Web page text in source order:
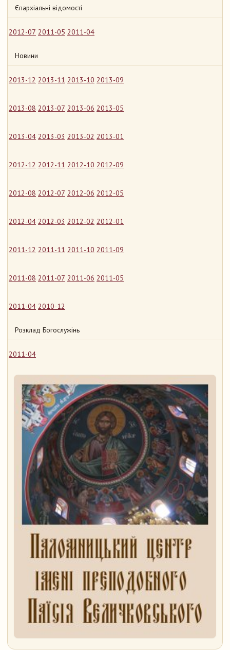
Єпархіальні відомості
2012-07 2011-05 2011-04
Новини
2013-12 2013-11 2013-10 2013-09
2013-08 2013-07 2013-06 2013-05
2013-04 2013-03 2013-02 2013-01
2012-12 2012-11 2012-10 2012-09
2012-08 2012-07 2012-06 2012-05
2012-04 2012-03 2012-02 2012-01
2011-12 2011-11 2011-10 2011-09
2011-08 2011-07 2011-06 2011-05
2011-04 2010-12
Розклад Богослужінь
2011-04